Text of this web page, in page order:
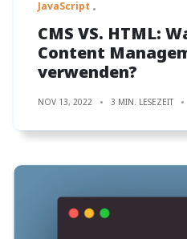
JavaScript
CMS VS. HTML:
Content
verwenden?
NOV 13, 2022 3 MIN. LESEZEIT